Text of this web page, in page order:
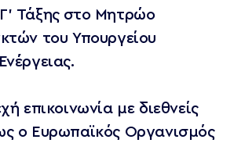
Τάξης στο Μητρώο
του Υπουργείου
επικοινωνία με διεθνείς
ο Ευρωπαϊκός Οργανισμός